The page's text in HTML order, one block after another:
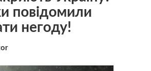
повідомили
негоду!